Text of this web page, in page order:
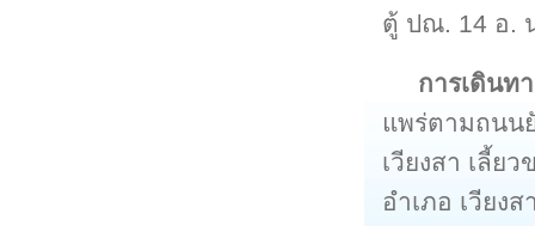
ตู้ ปณ. 14 อ.
การเดินท
แพร่ตามถนน
เวียงสา เลี้ย
อำเภอ เวียง